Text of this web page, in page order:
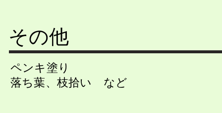
その他
ペンキ塗り
落ち葉、枝拾い など